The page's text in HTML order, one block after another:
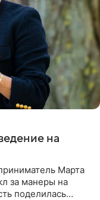
на
Марта
за манеры на
поделилась